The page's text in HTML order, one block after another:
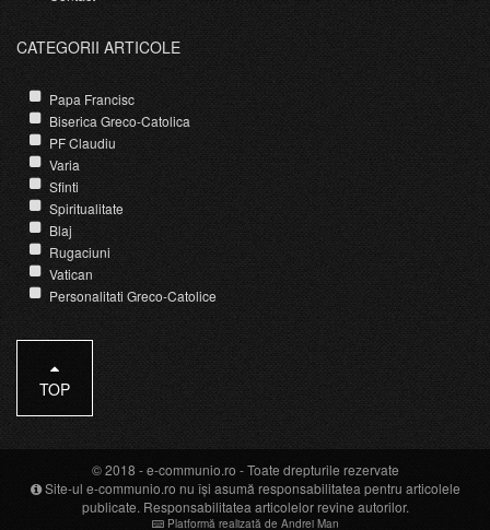
CATEGORII ARTICOLE
Papa Francisc
Biserica Greco-Catolica
PF Claudiu
Varia
Sfinti
Spiritualitate
Blaj
Rugaciuni
Vatican
Personalitati Greco-Catolice
TOP
© 2018 -e-communio.ro - Toate drepturile rezervate
Site-ul e-communio.ro nu își asumă responsabilitatea pentru articolele
publicate. Responsabilitatea articolelor revine autorilor.
Platformă realizată de Andrei Man